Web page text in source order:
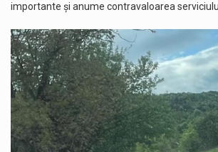
importante și anume contravaloarea